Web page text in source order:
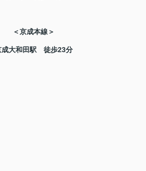
＜京成本線＞
成大和田駅 徒歩23分